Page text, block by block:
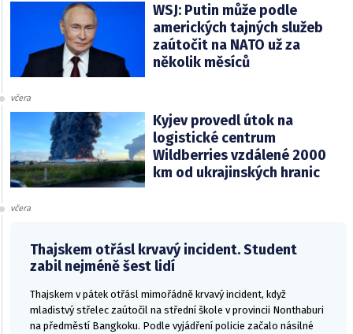
WSJ: Putin může podle
amerických tajných služeb
zaútočit na NATO už za
několik měsíců
včera
Kyjev provedl útok na
logistické centrum
Wildberries vzdálené 2000
km od ukrajinských hranic
včera
Thajskem otřásl krvavý incident. Student
zabil nejméně šest lidí
Thajskem v pátek otřásl mimořádně krvavý incident, když
mladistvý střelec zaútočil na střední škole v provincii Nonthaburi
na předměstí Bangkoku. Podle vyjádření policie začalo násilné